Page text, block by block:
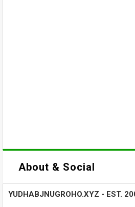
About & Social
YUDHABJNUGROHO.XYZ - EST.